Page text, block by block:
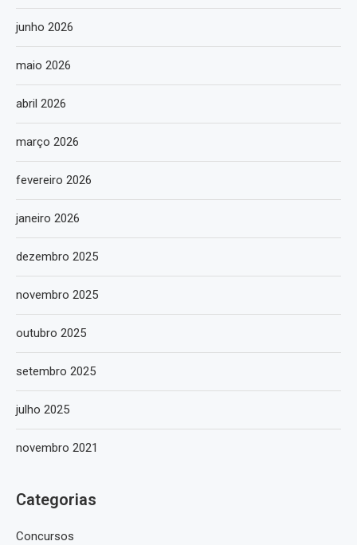
junho 2026
maio 2026
abril 2026
março 2026
fevereiro 2026
janeiro 2026
dezembro 2025
novembro 2025
outubro 2025
setembro 2025
julho 2025
novembro 2021
Categorias
Concursos